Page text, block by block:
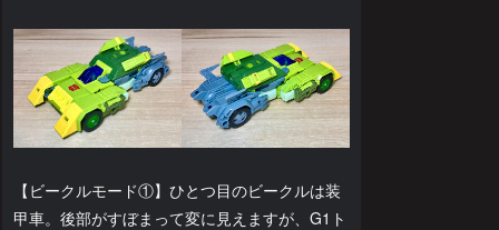
【ビークルモード①】ひとつ目のビークルは装
甲車。後部がすぼまって変に見えますが、G1ト